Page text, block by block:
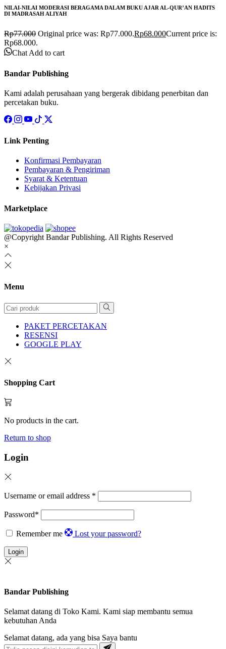
NILAI-NILAI MODERASI BERAGAMA DALAM BUKU AJAR AL-QUR’AN HADITS
DI MADRASAH ALIYAH
Rp77.000 Original price was: Rp77.000.Rp68.000Current price is:
Rp68.000.
Chat Add to cart
Bandar Publishing
Kami adalah perusahaan yang bergerak dibidang penerbitan dan
percetakan buku.
Link Penting
Konfirmasi Pembayaran
Pembayaran & Pengiriman
Syarat & Ketentuan
Kebijakan Privasi
Marketplace
@Copyright Bandar Publishing. All Rights Reserved
×
Menu
PAKET PERCETAKAN
RESENSI
GOOGLE PLAY
Shopping Cart
No products in the cart.
Return to shop
Login
Username or email address *
Password*
Remember me Lost your password?
Login
Bandar Publishing
Selamat datang di Toko Kami. Kami siap membantu semua
kebutuhan Anda
Selamat datang, ada yang bisa Saya bantu